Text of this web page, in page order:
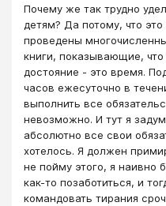
Почему же так трудно
детям? Да потому, что
проведены
книги, показывающие,
достояние - это время.
часов ежесуточно в
выполнить все
невозможно. И тут я
абсолютно все свои
хотелось. Я должен
не пойму этого, я наивно
как-то позаботиться, и
командовать тирания